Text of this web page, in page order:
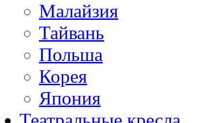
Малайзия
Тайвань
Польша
Корея
Япония